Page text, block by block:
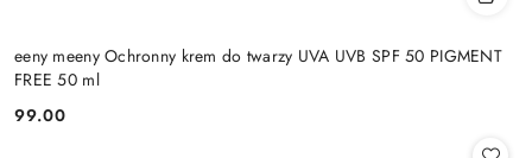
eeny meeny Ochronny krem do twarzy UVA UVB SPF 50 PIGMENT
FREE 50 ml
Cena:
99.00